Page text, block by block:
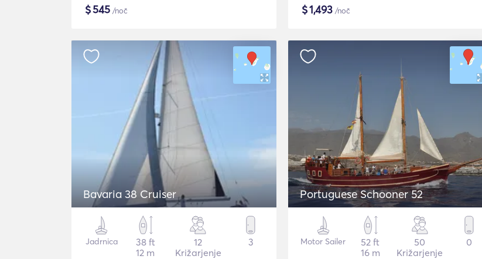
$545 /noč $1,493 /noč
Bavaria 38 Cruiser
Jadrnica
38 ft
12 m
12
Križarjenje
3
Portuguese Schooner 52
Motor Sailer
52 ft
16 m
50
Križarjenje
0